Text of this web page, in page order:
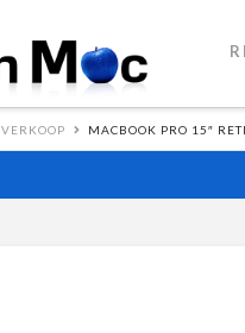
VERKOOP MACBOOK PRO 15″